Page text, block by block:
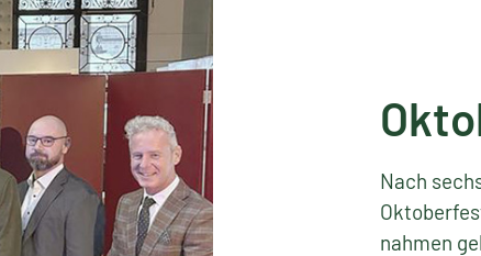
Garten-, Landschafts- und Sportplatzbau
und Sportplatzbau e. V. (BGL) formuliert
Wirtschaftspolitik, schnellen
von internationalen Arbeits- und Fachkräften
Nach
nahmen